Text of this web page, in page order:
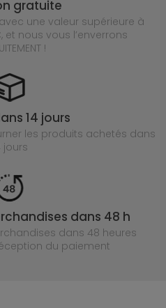
gratuite
une valeur supérieure à
et nous vous l’enverrons
!
14 jours
les produits achetés dans
jours
dans 48 h
dans 48 heures
du paiement